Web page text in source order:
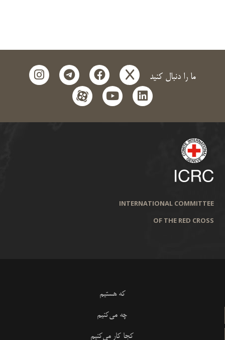
ما را دنبال کنید x
facebook
telegram
instagram
linkedin
youtube
aparat
INTERNATIONAL COMMITTEE
OF THE RED CROSS
که هستیم
چه می‌کنیم
کجا کار می‌کنیم